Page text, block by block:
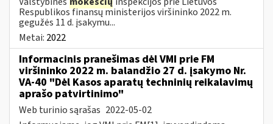
Respublikos finansų ministerijos viršininko 2022 m.
gegužės 11 d. įsakymu...
Metai: 2022
Informacinis pranešimas dėl VMI prie FM
viršininko 2022 m. balandžio 27 d. įsakymo Nr.
VA-40 "Dėl Kasos aparatų techninių reikalavimų
aprašo patvirtinimo"
Web turinio sąrašas 2022-05-02